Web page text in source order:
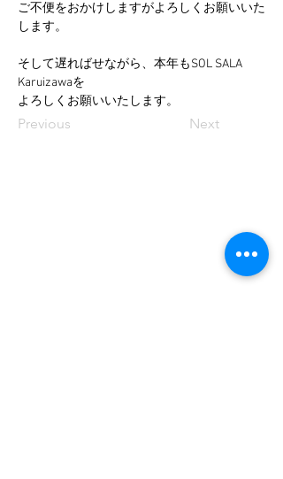
Previous Next
ご不便をおかけしますがよろしくお願いいた
します。
そして遅ればせながら、本年もSOL SALA
Karuizawaを
よろしくお願いいたします。